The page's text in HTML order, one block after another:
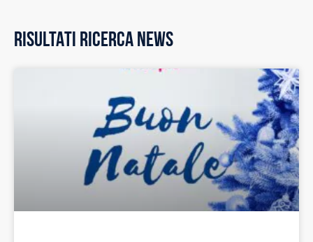
RISULTATI RICERCA NEWS